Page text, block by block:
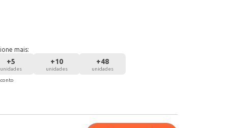
mais:
+5
unidades
+10
unidades
+48
unidades